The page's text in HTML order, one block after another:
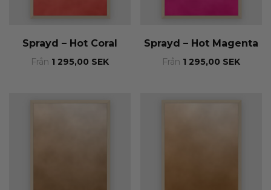
Sprayd – Hot Coral
Från 1 295,00 SEK
Sprayd – Hot Magenta
Från 1 295,00 SEK